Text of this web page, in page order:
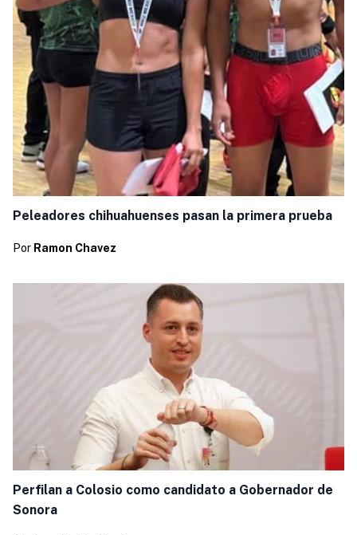
Peleadores chihuahuenses pasan la primera prueba
Por Ramon Chavez
Perfilan a Colosio como candidato a Gobernador de
Sonora